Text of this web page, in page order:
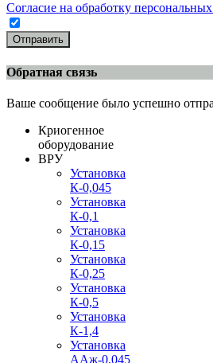
Согласие на обработку
Отправить
Обратная связь
Ваше сообщение было успешно
Криогенное
оборудование
ВРУ
Установка
К-0,045
Установка
К-0,1
Установка
К-0,15
Установка
К-0,25
Установка
К-0,5
Установка
К-1,4
Установка
ААж-0,045